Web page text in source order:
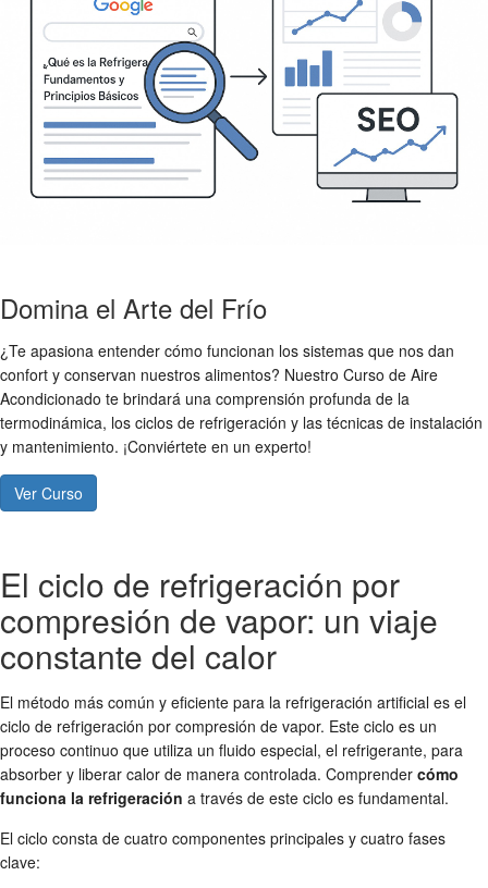
Domina el Arte del Frío
¿Te apasiona entender cómo funcionan los sistemas que nos dan
confort y conservan nuestros alimentos? Nuestro Curso de Aire
Acondicionado te brindará una comprensión profunda de la
termodinámica, los ciclos de refrigeración y las técnicas de instalación
y mantenimiento. ¡Conviértete en un experto!
Ver Curso
El ciclo de refrigeración por
compresión de vapor: un viaje
constante del calor
El método más común y eficiente para la refrigeración artificial es el
ciclo de refrigeración por compresión de vapor. Este ciclo es un
proceso continuo que utiliza un fluido especial, el refrigerante, para
absorber y liberar calor de manera controlada. Comprender cómo
funciona la refrigeración a través de este ciclo es fundamental.
El ciclo consta de cuatro componentes principales y cuatro fases
clave: